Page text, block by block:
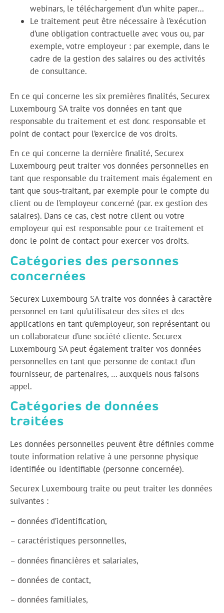
webinars, le téléchargement d’un white paper…
Le traitement peut être nécessaire à l’exécution
d’une obligation contractuelle avec vous ou, par
exemple, votre employeur : par exemple, dans le
cadre de la gestion des salaires ou des activités
de consultance.
En ce qui concerne les six premières finalités, Securex
Luxembourg SA traite vos données en tant que
responsable du traitement et est donc responsable et
point de contact pour l’exercice de vos droits.
En ce qui concerne la dernière finalité, Securex
Luxembourg peut traiter vos données personnelles en
tant que responsable du traitement mais également en
tant que sous-traitant, par exemple pour le compte du
client ou de l’employeur concerné (par. ex gestion des
salaires). Dans ce cas, c’est notre client ou votre
employeur qui est responsable pour ce traitement et
donc le point de contact pour exercer vos droits.
Catégories des personnes
concernées
Securex Luxembourg SA traite vos données à caractère
personnel en tant qu’utilisateur des sites et des
applications en tant qu’employeur, son représentant ou
un collaborateur d’une société cliente. Securex
Luxembourg SA peut également traiter vos données
personnelles en tant que personne de contact d’un
fournisseur, de partenaires, … auxquels nous faisons
appel.
Catégories de données
traitées
Les données personnelles peuvent être définies comme
toute information relative à une personne physique
identifiée ou identifiable (personne concernée).
Securex Luxembourg traite ou peut traiter les données
suivantes :
– données d’identification,
– caractéristiques personnelles,
– données financières et salariales,
– données de contact,
– données familiales,